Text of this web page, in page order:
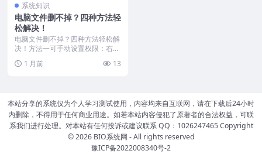
系统知识
电脑文件删不掉？四种方法轻
松解决！
电脑文件删不掉？四种方法轻松解
决！方法一可手动设置权限：右击
1 月前 13
本站分享的系统仅为个人学习测试使用，内容均来自互联网，请在下载后24小时
内删除，不得用于任何商业用途。如若本站内容侵犯了原著者的合法权益，可联
系我们进行处理。对本站有任何投诉或建议联系 QQ：1026247465 Copyright
© 2026 BIO系统网 - All rights reserved
豫ICP备2022008340号-2